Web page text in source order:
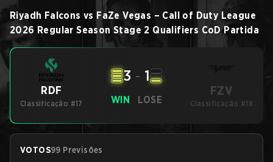
Riyadh Falcons vs FaZe Vegas – Call of Duty League
2026 Regular Season Stage 2 Qualifiers CoD Partida
RDF
Classificação #17 WIN
3 - 1
LOSE
FZV
Classificação #18
VOTOS99 Previsões